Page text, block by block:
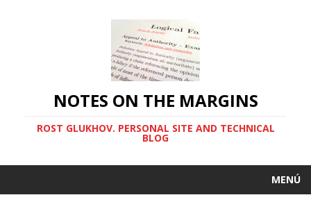
NOTES ON THE MARGINS
ROST GLUKHOV. PERSONAL SITE AND TECHNICAL
BLOG
MENÚ